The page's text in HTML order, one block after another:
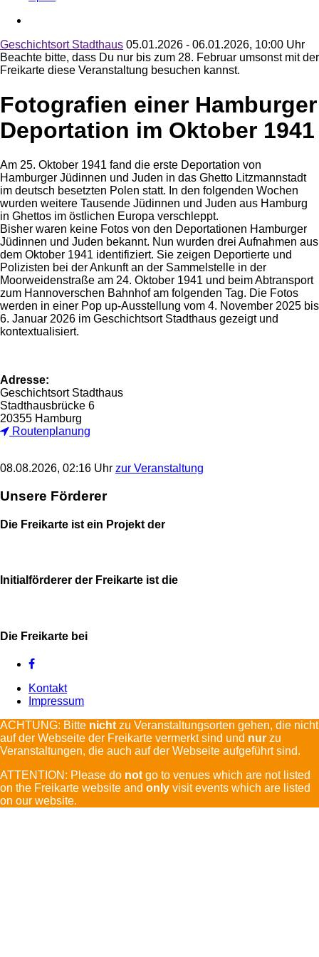
Geschichtsort Stadthaus 05.01.2026 - 06.01.2026, 10:00 Uhr
Beachte bitte, dass Du nur bis zum 28. Februar umsonst mit der
Freikarte diese Veranstaltung besuchen kannst.
Fotografien einer Hamburger
Deportation im Oktober 1941
Am 25. Oktober 1941 fand die erste Deportation von
Hamburger Jüdinnen und Juden in das Ghetto Litzmannstadt
im deutsch besetzten Polen statt. In den folgenden Wochen
wurden weitere Tausende Jüdinnen und Juden aus Hamburg
in Ghettos im östlichen Europa verschleppt.
Bisher waren keine Fotos von den Deportationen Hamburger
Jüdinnen und Juden bekannt. Nun wurden drei Aufnahmen aus
dem Oktober 1941 identifiziert. Sie zeigen Deportierte und
Polizisten bei der Ankunft an der Sammelstelle in der
Moorweidenstraße am 24. Oktober 1941 und beim Abtransport
zum Hannoverschen Bahnhof am folgenden Tag. Die Fotos
werden in einer Pop up-Ausstellung vom 4. November 2025 bis
6. Januar 2026 im Geschichtsort Stadthaus gezeigt und
kontextualisiert.
Adresse:
Geschichtsort Stadthaus
Stadthausbrücke 6
20355 Hamburg
Routenplanung
08.08.2026, 02:16 Uhr zur Veranstaltung
Unsere Förderer
Die Freikarte ist ein Projekt der
Initialförderer der Freikarte ist die
Die Freikarte bei
Kontakt
Impressum
ACHTUNG: Bitte nicht zu Veranstaltungsorten gehen, die nicht
auf der Webseite der Freikarte vermerkt sind und nur zu
Veranstaltungen, die auch auf der Webseite aufgeführt sind.
ATTENTION: Please do not go to venues which are not listed
on the Freikarte website and only visit events which are listed
on our website.